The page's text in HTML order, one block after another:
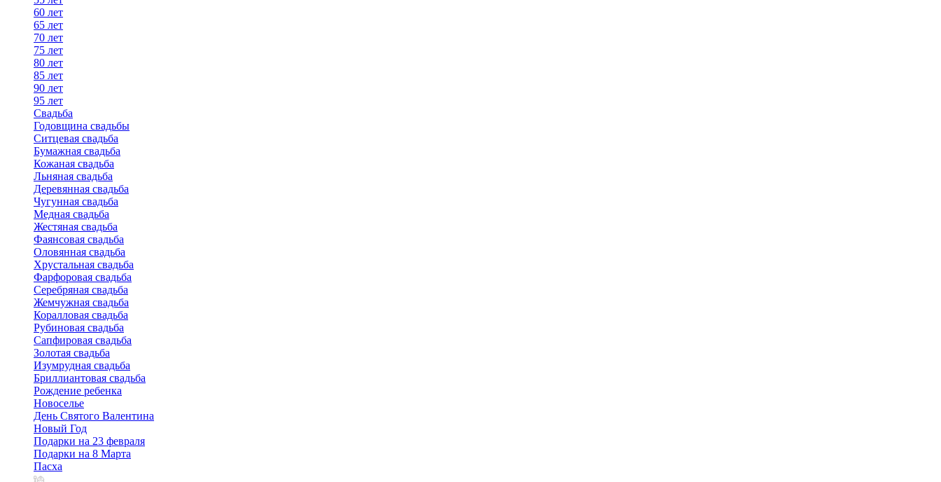
60 лет
65 лет
70 лет
75 лет
80 лет
85 лет
90 лет
95 лет
Свадьба
Годовщина свадьбы
Ситцевая свадьба
Бумажная свадьба
Кожаная свадьба
Льняная свадьба
Деревянная свадьба
Чугунная свадьба
Медная свадьба
Жестяная свадьба
Фаянсовая свадьба
Оловянная свадьба
Хрустальная свадьба
Фарфоровая свадьба
Серебряная свадьба
Жемчужная свадьба
Коралловая свадьба
Рубиновая свадьба
Сапфировая свадьба
Золотая свадьба
Изумрудная свадьба
Бриллиантовая свадьба
Рождение ребенка
Новоселье
День Святого Валентина
Новый Год
Подарки на 23 февраля
Подарки на 8 Марта
Пасха